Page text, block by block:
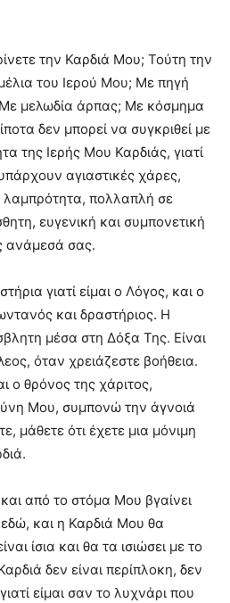
την Καρδιά Μου; Τούτη την
του Ιερού Μου; Με πηγή
Με μελωδία άρπας; Με κόσμημα
δεν μπορεί να συγκριθεί με
της Ιερής Μου Καρδιάς, γιατί
αγιαστικές χάρες,
λαμπρότητα, πολλαπλή σε
ευγενική και συμπονετική
ανάμεσά σας.
γιατί είμαι ο Λόγος, και ο
και δραστήριος. Η
μέσα στη Δόξα Της. Είναι
όταν χρειάζεστε βοήθεια.
ο θρόνος της χάριτος,
Μου, συμπονώ την άγνοιά
μάθετε ότι έχετε μια μόνιμη
από το στόμα Μου βγαίνει
εδώ, και η Καρδιά Μου θα
ίσια και θα τα ισιώσει με το
δεν είναι περίπλοκη, δεν
είμαι σαν το λυχνάρι που